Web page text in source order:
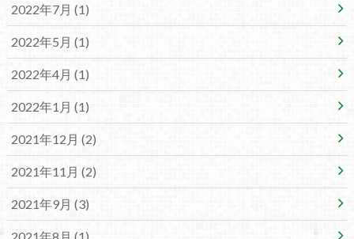
2022年7月 (1)
2022年5月 (1)
2022年4月 (1)
2022年1月 (1)
2021年12月 (2)
2021年11月 (2)
2021年9月 (3)